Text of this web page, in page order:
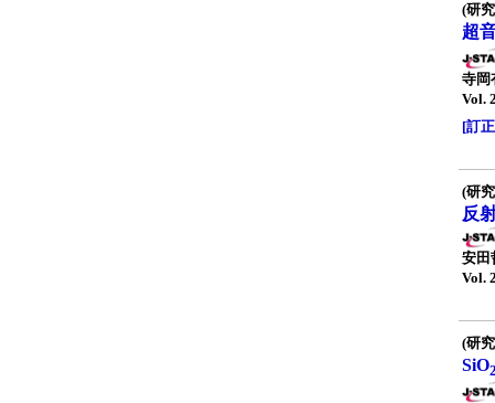
(研
超
寺岡
Vol.
[訂
(研
反
安田
Vol.
(研
SiO